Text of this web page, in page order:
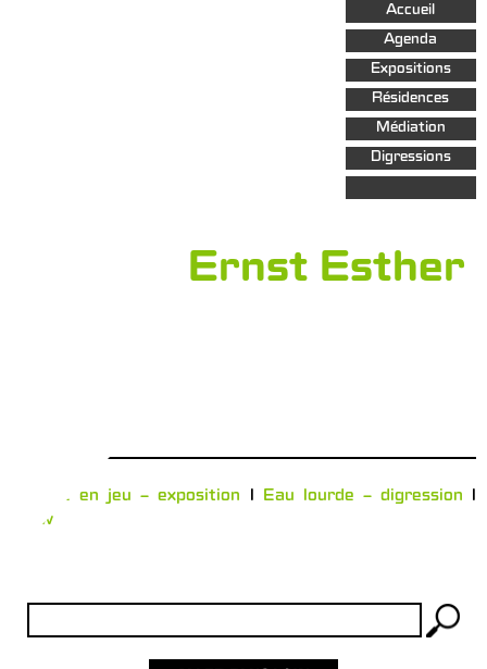
Aller au
contenu
principal
Accueil
Agenda
Expositions
Résidences
Médiation
Digressions
Ernst Esther
Remise en jeu – exposition l Eau lourde – digression l
www